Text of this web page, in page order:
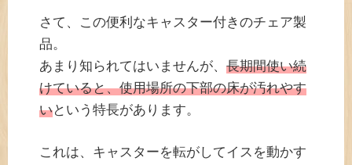
さて、この便利なキャスター付きのチェア製
品。
あまり知られてはいませんが、 長期間使い続
けていると、使用場所の下部の床が汚れやす
いという特長があります。
これは、キャスターを転がしてイスを動かす